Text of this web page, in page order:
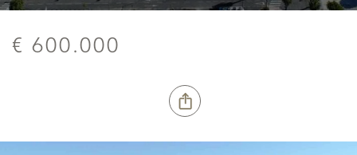
€ 600.000